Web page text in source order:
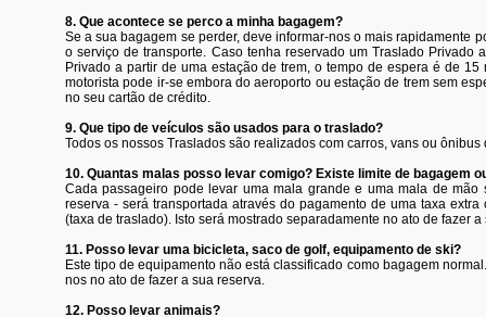
8. Que acontece se perco a minha bagagem?
Se a sua bagagem se perder, deve informar-nos o mais rapidamente
o serviço de transporte. Caso tenha reservado um Traslado
Privado a partir de uma estação de trem, o tempo de espera é de
motorista pode ir-se embora do aeroporto ou estação de trem sem
no seu cartão de crédito.
9. Que tipo de veículos são usados para o traslado?
Todos os nossos Traslados são realizados com carros, vans ou
10. Quantas malas posso levar comigo? Existe limite de bagagem
Cada passageiro pode levar uma mala grande e uma mala de
reserva - será transportada através do pagamento de uma taxa
(taxa de traslado). Isto será mostrado separadamente no ato de fazer a
11. Posso levar uma bicicleta, saco de golf, equipamento de ski?
Este tipo de equipamento não está classificado como bagagem
nos no ato de fazer a sua reserva.
12. Posso levar animais?